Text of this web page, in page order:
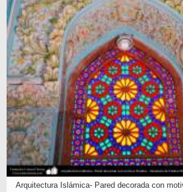
Arquitectura Islámica- Pared decorada con